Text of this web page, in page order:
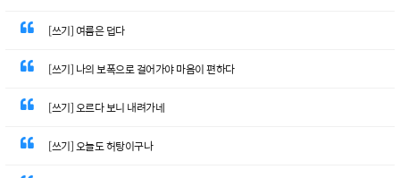
[쓰기] 여름은 덥다
[쓰기] 나의 보폭으로 걸어가야 마음이 편하다
[쓰기] 오르다 보니 내려가네
[쓰기] 오늘도 허탕이구나